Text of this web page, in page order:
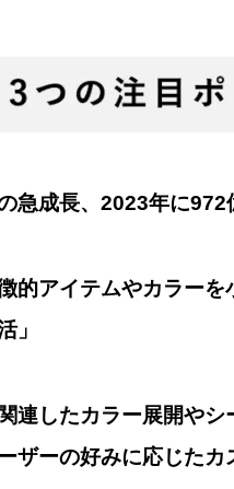
急成長、2023年に972
的アイテムやカラー
」
連したカラー展開やシ
ザーの好みに応じたカ